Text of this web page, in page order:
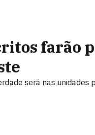
farão
será nas unidades